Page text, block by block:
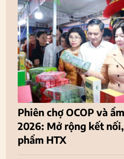
Phiên chợ OCOP và
2026: Mở rộng kết
phẩm HTX